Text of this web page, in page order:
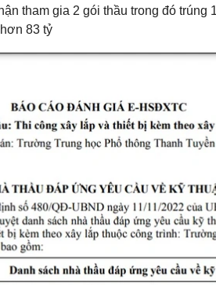
tham gia 2 gói thầu trong đó trúng
83 tỷ